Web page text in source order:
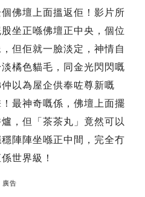
佛壇上面搵返佢！影片所
坐正喺佛壇正中央，個位
但佢就一臉淡定，神情自
橘色貓毛，同金光閃閃嘅
以為屋企供奉咗尊新嘅
最神奇嘅係，佛壇上面擺
，但「茶茶丸」竟然可以
陣陣坐喺正中間，完全冇
世界級！
廣告